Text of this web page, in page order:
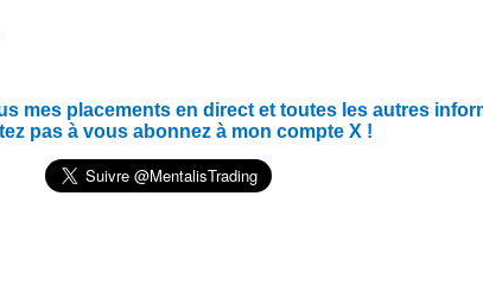
mes placements en direct et toutes les autres
pas à vous abonnez à mon compte X !